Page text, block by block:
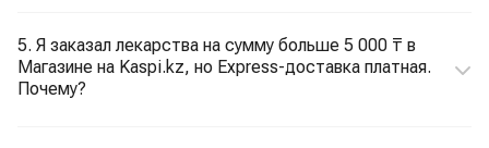
5. Я заказал лекарства на сумму больше 5 000 ₸ в
Магазине на Kaspi.kz, но Express-доставка платная.
Почему?